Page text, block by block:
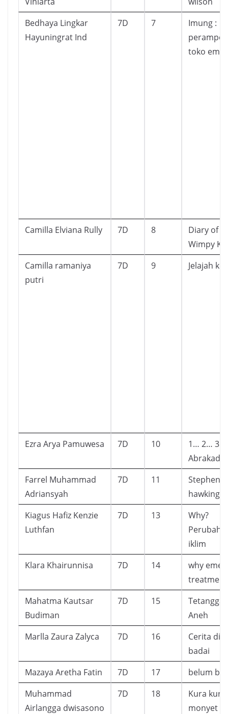
Bedhaya Lingkar
Hayuningrat Ind
7D 7
Imung :
toko emas
Camilla Elviana Rully 7D 8
Diary of a
Wimpy
Camilla ramaniya
putri
7D 9 Jelajah
Ezra Arya Pamuwesa 7D 10
1… 2… 3…
Farrel Muhammad
Adriansyah
7D 11
Stephen
hawking
Kiagus Hafiz Kenzie
Luthfan
7D 13
Why?
iklim
Klara Khairunnisa
7D 14
why
treatment
Mahatma Kautsar
Budiman
7D 15
Tetangga
Aneh
Marlla Zaura Zalyca
7D 16
Cerita di
badai
Mazaya Aretha Fatin
7D 17
belum
Muhammad
Airlangga dwisasono
7D 18
Kura
monyet